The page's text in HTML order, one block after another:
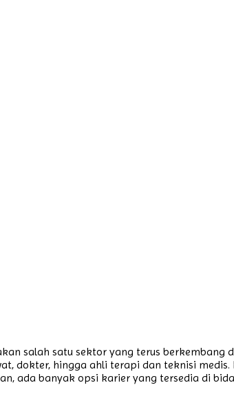
salah satu sektor yang terus
dokter, hingga ahli terapi dan teknisi
ada banyak opsi karier yang tersedia di